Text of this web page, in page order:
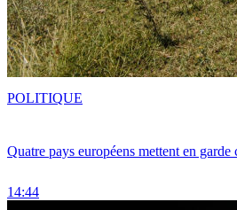
Quatre pays européens mettent en
14:44
POLITIQUE